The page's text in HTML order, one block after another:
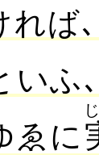
れば
いふ､
ゑに